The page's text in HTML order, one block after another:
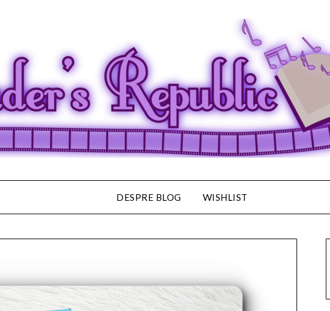
DESPRE BLOG WISHLIST